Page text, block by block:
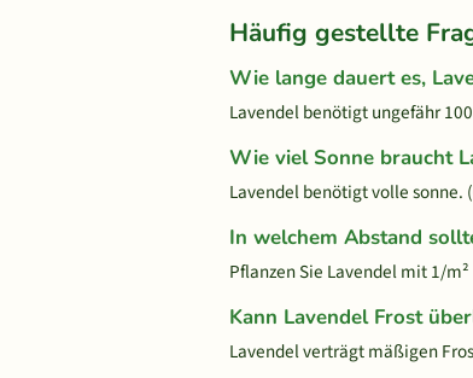
Häufig gestellte
Wie lange dauert es,
Lavendel benötigt ungefähr
Wie viel Sonne braucht
Lavendel benötigt volle sonne.
In welchem Abstand
Pflanzen Sie Lavendel mit 1/
Kann Lavendel Frost
Lavendel verträgt mäßigen